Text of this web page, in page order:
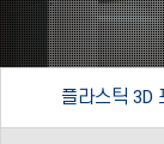
플라스틱 3D